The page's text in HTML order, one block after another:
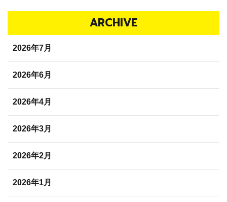
ARCHIVE
2026年7月
2026年6月
2026年4月
2026年3月
2026年2月
2026年1月